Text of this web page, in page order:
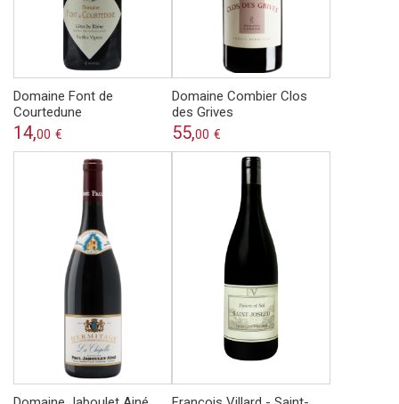
Domaine Font de
Courtedune
14,00 €
Domaine Combier Clos
des Grives
55,00 €